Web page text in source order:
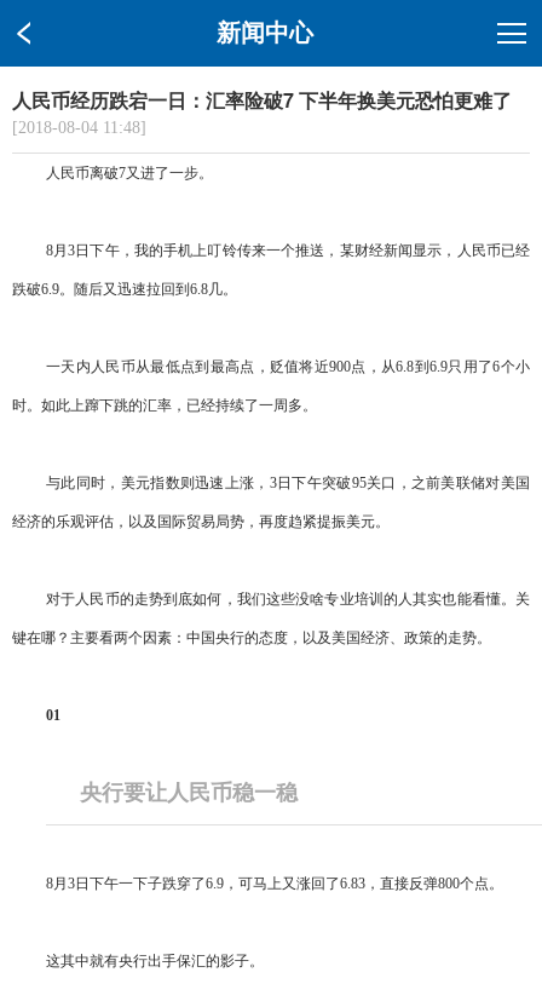
新闻中心
人民币经历跌宕一日：汇率险破7 下半年换美元恐怕更难了
[2018-08-04 11:48]
人民币离破7又进了一步。
8月3日下午，我的手机上叮铃传来一个推送，某财经新闻显示，人民币已经
跌破6.9。随后又迅速拉回到6.8几。
一天内人民币从最低点到最高点，贬值将近900点，从6.8到6.9只用了6个小
时。如此上蹿下跳的汇率，已经持续了一周多。
与此同时，美元指数则迅速上涨，3日下午突破95关口，之前美联储对美国
经济的乐观评估，以及国际贸易局势，再度趋紧提振美元。
对于人民币的走势到底如何，我们这些没啥专业培训的人其实也能看懂。关
键在哪？主要看两个因素：中国央行的态度，以及美国经济、政策的走势。
01
央行要让人民币稳一稳
8月3日下午一下子跌穿了6.9，可马上又涨回了6.83，直接反弹800个点。
这其中就有央行出手保汇的影子。